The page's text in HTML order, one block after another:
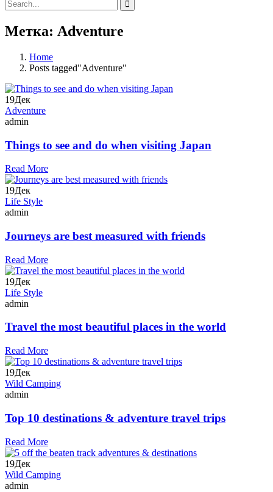
Метка: Adventure
Home
Posts tagged"Adventure"
19Дек
Adventure
admin
Things to see and do when visiting Japan
Read More
19Дек
Life Style
admin
Journeys are best measured with friends
Read More
19Дек
Life Style
admin
Travel the most beautiful places in the world
Read More
19Дек
Wild Camping
admin
Top 10 destinations & adventure travel trips
Read More
19Дек
Wild Camping
admin